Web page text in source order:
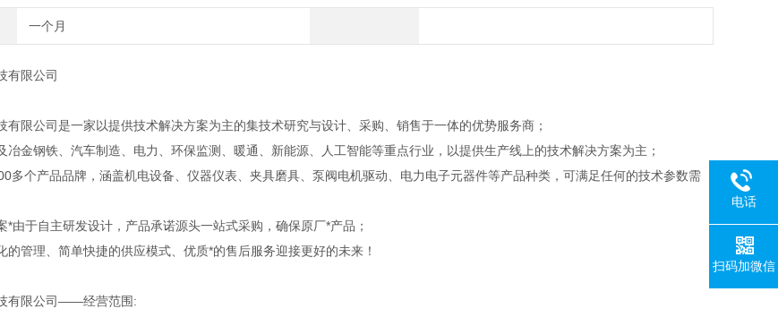
一个月
有限公司
有限公司是一家以提供技术解决方案为主的集技术研究与设计、采购、销售于一体的优势服务商；
冶金钢铁、汽车制造、电力、环保监测、暖通、新能源、人工智能等重点行业，以提供生产线上的技术解决方案为主；
多个产品品牌，涵盖机电设备、仪器仪表、夹具磨具、泵阀电机驱动、电力电子元器件等产品种类，可满足任何的技术参数需
*由于自主研发设计，产品承诺源头一站式采购，确保原厂*产品；
的管理、简单快捷的供应模式、优质*的售后服务迎接更好的未来！
有限公司——经营范围:
电话
扫码加微信